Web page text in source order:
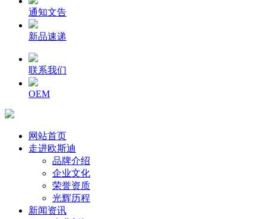
通知文告
新品速递
联系我们
OEM
网站首页
走进欧斯迪
品牌介绍
企业文化
荣誉资质
光辉历程
新闻资讯